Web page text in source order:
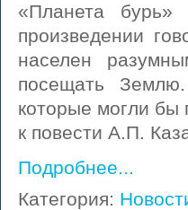
«Планета
произведении
населен
посещать
которые могли бы
к повести А.П.
Подробнее...
Категория: